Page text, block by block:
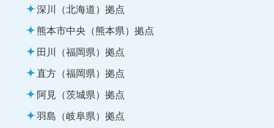
深川（北海道）拠点
熊本市中央（熊本県）拠点
田川（福岡県）拠点
直方（福岡県）拠点
阿見（茨城県）拠点
羽島（岐阜県）拠点